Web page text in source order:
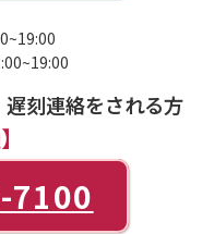
刻連絡をされる方
7100